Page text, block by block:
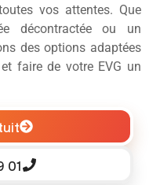
vos attentes. Que
décontractée ou un
des options adaptées
faire de votre EVG un
01